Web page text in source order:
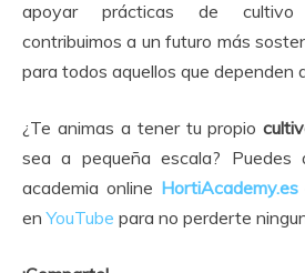
apoyar prácticas de cultivo
contribuimos a un futuro más
para todos aquellos que dependen
¿Te animas a tener tu propio
sea a pequeña escala? Puedes
academia online HortiAcademy.es
enYouTube para no perderte